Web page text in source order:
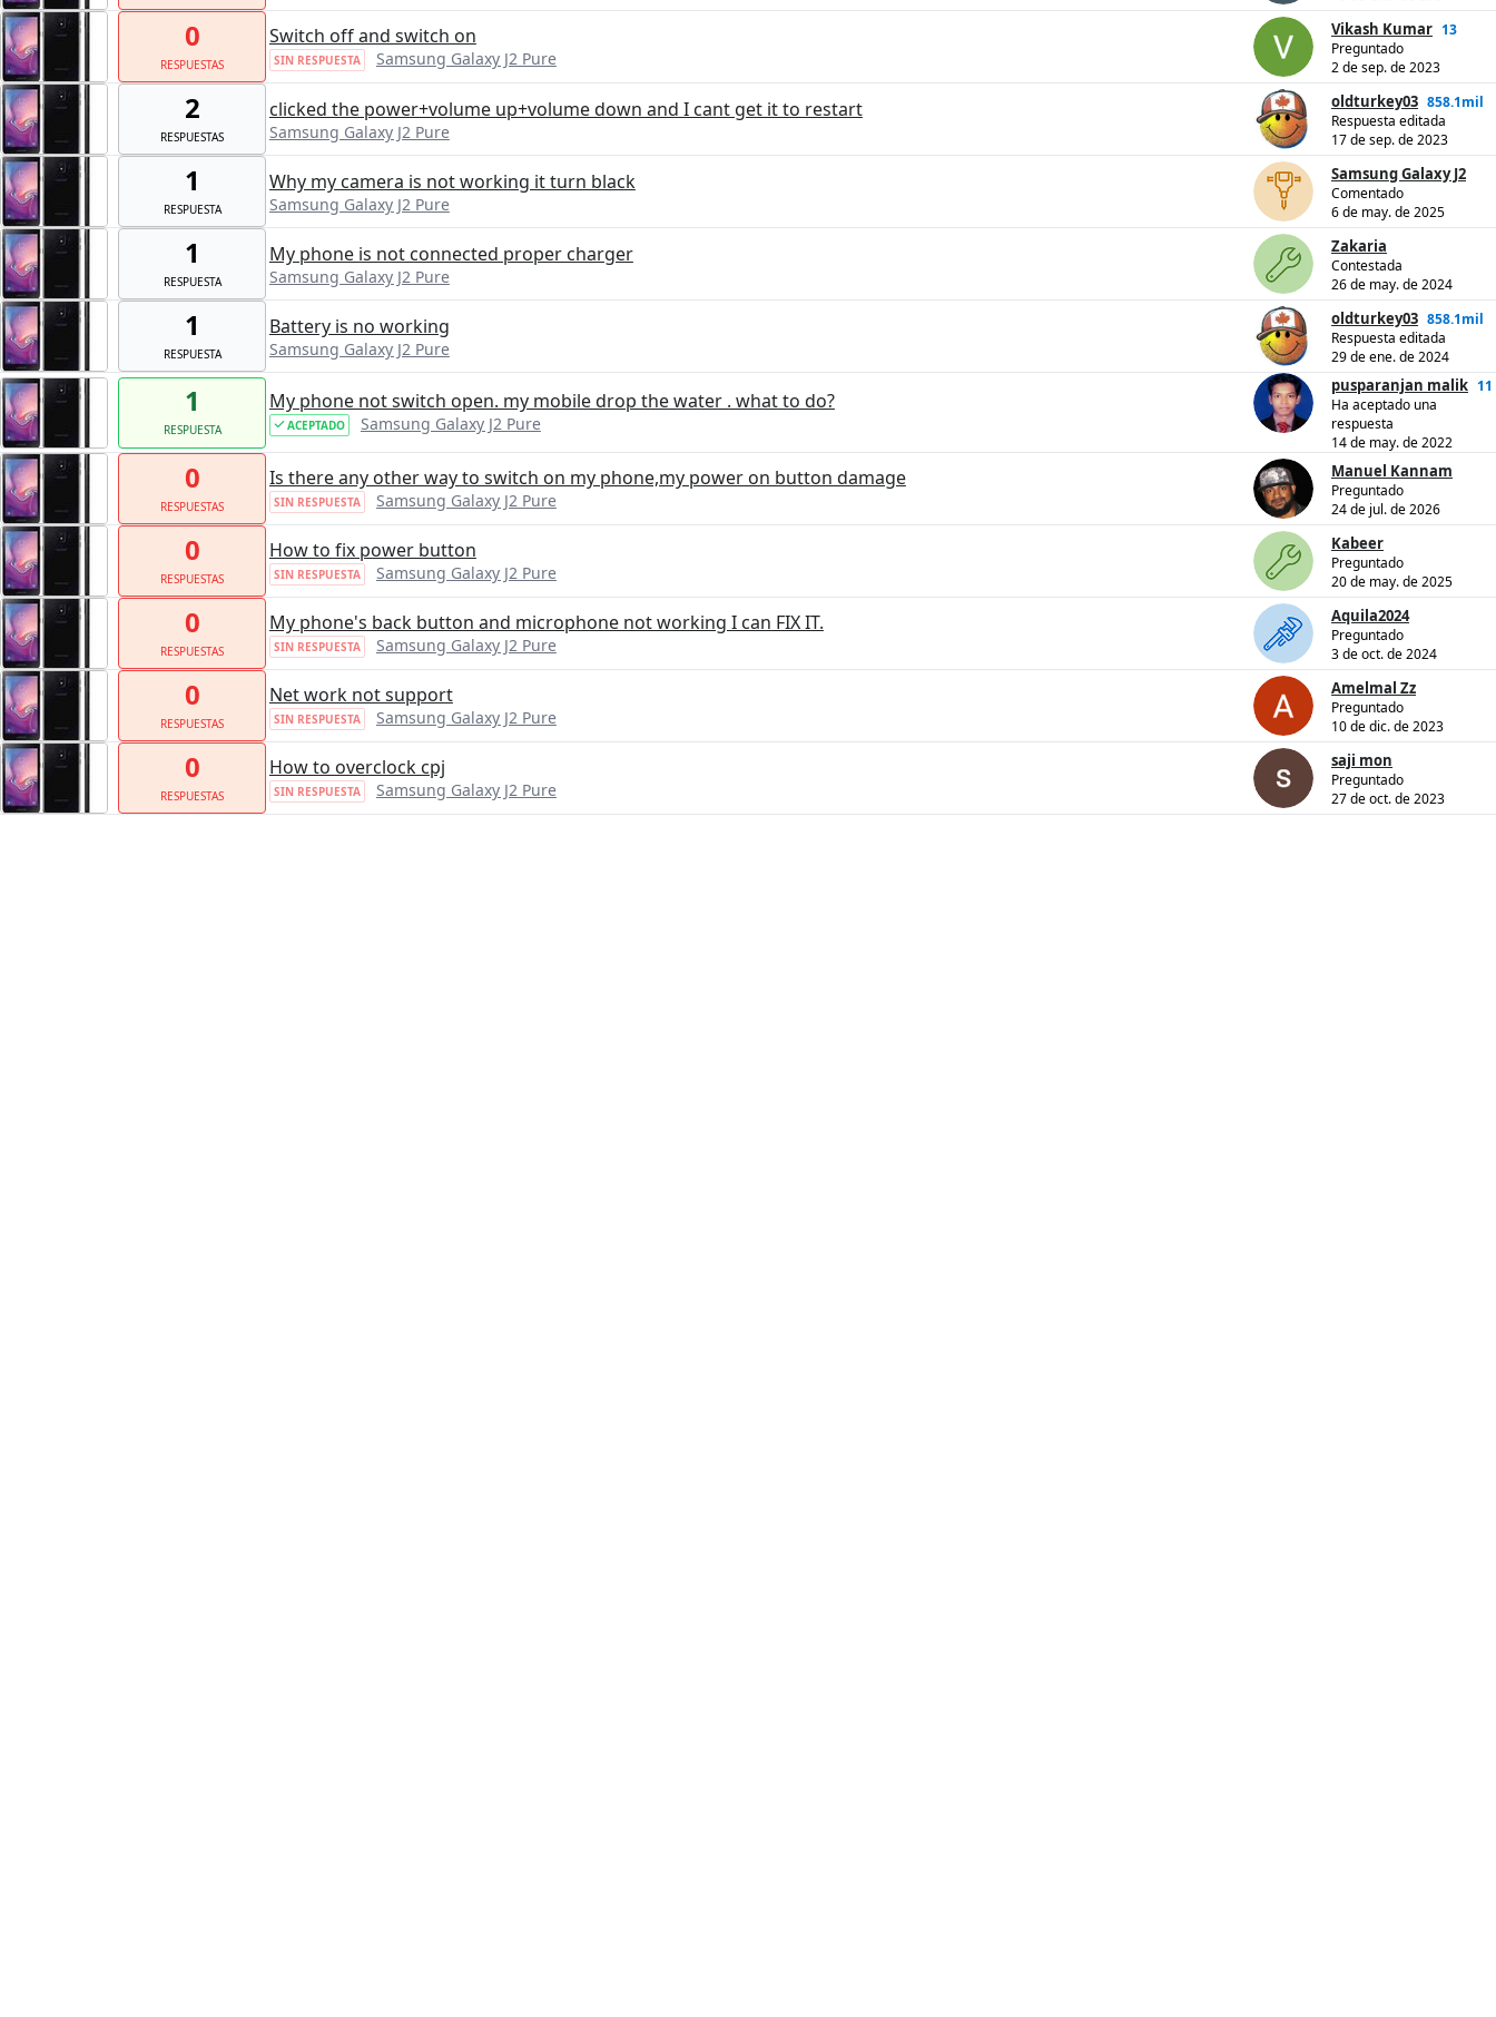
0
RESPUESTAS
Switch off and switch on
SIN RESPUESTA Samsung Galaxy J2 Pure
Vikash Kumar 13
Preguntado
2 de sep. de 2023
2
RESPUESTAS
clicked the power+volume up+volume down and I cant get it to restart
Samsung Galaxy J2 Pure
oldturkey03 858.1mil
Respuesta editada
17 de sep. de 2023
1
RESPUESTA
Why my camera is not working it turn black
Samsung Galaxy J2 Pure
Samsung Galaxy J2
Comentado
6 de may. de 2025
1
RESPUESTA
My phone is not connected proper charger
Samsung Galaxy J2 Pure
Zakaria
Contestada
26 de may. de 2024
1
RESPUESTA
Battery is no working
Samsung Galaxy J2 Pure
oldturkey03 858.1mil
Respuesta editada
29 de ene. de 2024
1
RESPUESTA
My phone not switch open. my mobile drop the water . what to do?
ACEPTADO Samsung Galaxy J2 Pure
pusparanjan malik 11
Ha aceptado una
respuesta
14 de may. de 2022
0
RESPUESTAS
Is there any other way to switch on my phone,my power on button damage
SIN RESPUESTA Samsung Galaxy J2 Pure
Manuel Kannam
Preguntado
24 de jul. de 2026
0
RESPUESTAS
How to fix power button
SIN RESPUESTA Samsung Galaxy J2 Pure
Kabeer
Preguntado
20 de may. de 2025
0
RESPUESTAS
My phone's back button and microphone not working I can FIX IT.
SIN RESPUESTA Samsung Galaxy J2 Pure
Aquila2024
Preguntado
3 de oct. de 2024
0
RESPUESTAS
Net work not support
SIN RESPUESTA Samsung Galaxy J2 Pure
Amelmal Zz
Preguntado
10 de dic. de 2023
0
RESPUESTAS
How to overclock cpj
SIN RESPUESTA Samsung Galaxy J2 Pure
saji mon
Preguntado
27 de oct. de 2023